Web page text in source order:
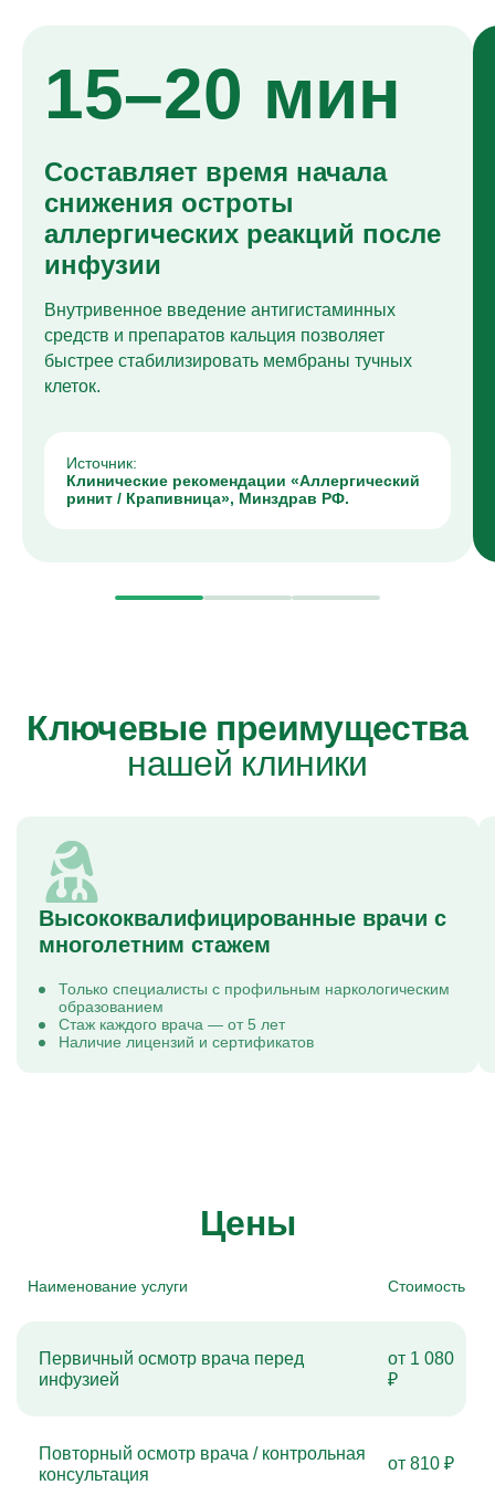
15–20 мин
Составляет время начала
снижения остроты
аллергических реакций после
инфузии
Внутривенное введение антигистаминных
средств и препаратов кальция позволяет
быстрее стабилизировать мембраны тучных
клеток.
Источник:
Клинические рекомендации «Аллергический
ринит / Крапивница», Минздрав РФ.
Ключевые преимущества
нашей клиники
Высококвалифицированные врачи с
многолетним стажем
Только специалисты с профильным наркологическим
образованием
Стаж каждого врача — от 5 лет
Наличие лицензий и сертификатов
Цены
Наименование услуги Стоимость
Первичный осмотр врача перед
инфузией
от 1 080
₽
Повторный осмотр врача / контрольная
консультация
от 810 ₽